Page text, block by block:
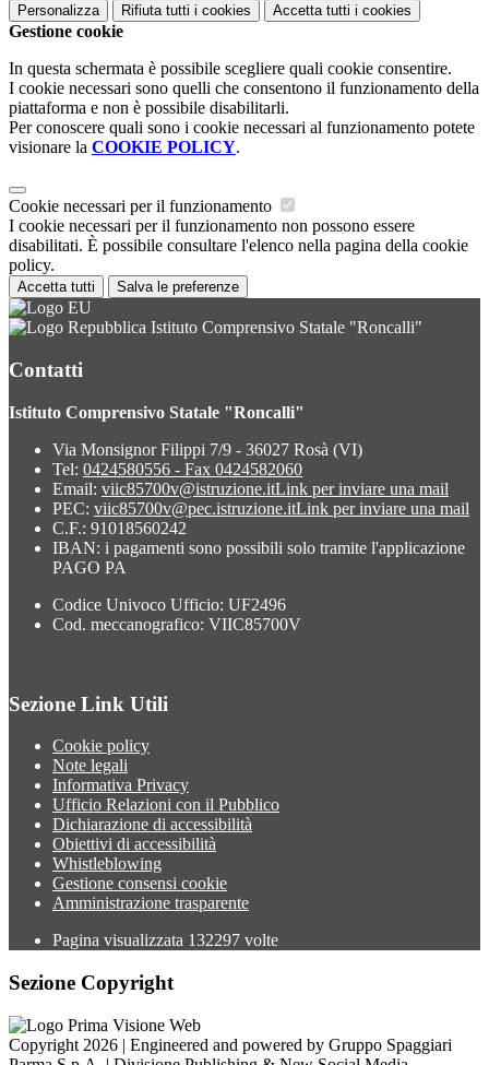
Personalizza Rifiuta tutti i cookies Accetta tutti i cookies
Gestione cookie
In questa schermata è possibile scegliere quali cookie consentire.
I cookie necessari sono quelli che consentono il funzionamento della
piattaforma e non è possibile disabilitarli.
Per conoscere quali sono i cookie necessari al funzionamento potete
visionare la COOKIE POLICY.
Cookie necessari per il funzionamento
I cookie necessari per il funzionamento non possono essere
disabilitati. È possibile consultare l'elenco nella pagina della cookie
policy.
Accetta tutti Salva le preferenze
Istituto Comprensivo Statale "Roncalli"
Contatti
Istituto Comprensivo Statale "Roncalli"
Via Monsignor Filippi 7/9 - 36027 Rosà (VI)
Tel: 0424580556 - Fax 0424582060
Email: viic85700v@istruzione.itLink per inviare una mail
PEC: viic85700v@pec.istruzione.itLink per inviare una mail
C.F.: 91018560242
IBAN: i pagamenti sono possibili solo tramite l'applicazione
PAGO PA
Codice Univoco Ufficio: UF2496
Cod. meccanografico: VIIC85700V
Sezione Link Utili
Cookie policy
Note legali
Informativa Privacy
Ufficio Relazioni con il Pubblico
Dichiarazione di accessibilità
Obiettivi di accessibilità
Whistleblowing
Gestione consensi cookie
Amministrazione trasparente
Pagina visualizzata 132297 volte
Sezione Copyright
Copyright 2026 | Engineered and powered by Gruppo Spaggiari